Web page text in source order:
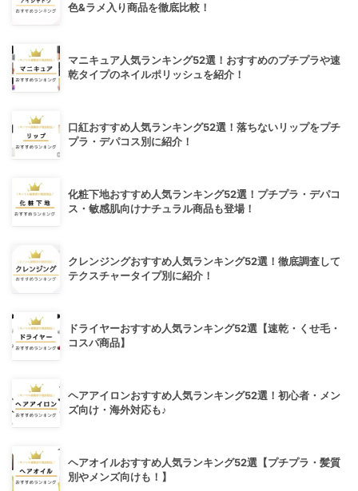
色&ラメ入り商品を徹底比較！
マニキュア人気ランキング52選！おすすめのプチプラや速
乾タイプのネイルポリッシュを紹介！
口紅おすすめ人気ランキング52選！落ちないリップをプチ
プラ・デパコス別に紹介！
化粧下地おすすめ人気ランキング52選！プチプラ・デパコ
ス・敏感肌向けナチュラル商品も登場！
クレンジングおすすめ人気ランキング52選！徹底調査して
テクスチャータイプ別に紹介！
ドライヤーおすすめ人気ランキング52選【速乾・くせ毛・
コスパ商品】
ヘアアイロンおすすめ人気ランキング52選！初心者・メン
ズ向け・海外対応も♪
ヘアオイルおすすめ人気ランキング52選【プチプラ・髪質
別やメンズ向けも！】